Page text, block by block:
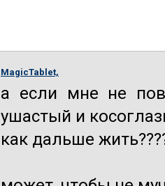
MagicTablet,
а если мне не
ушастый и
как дальше